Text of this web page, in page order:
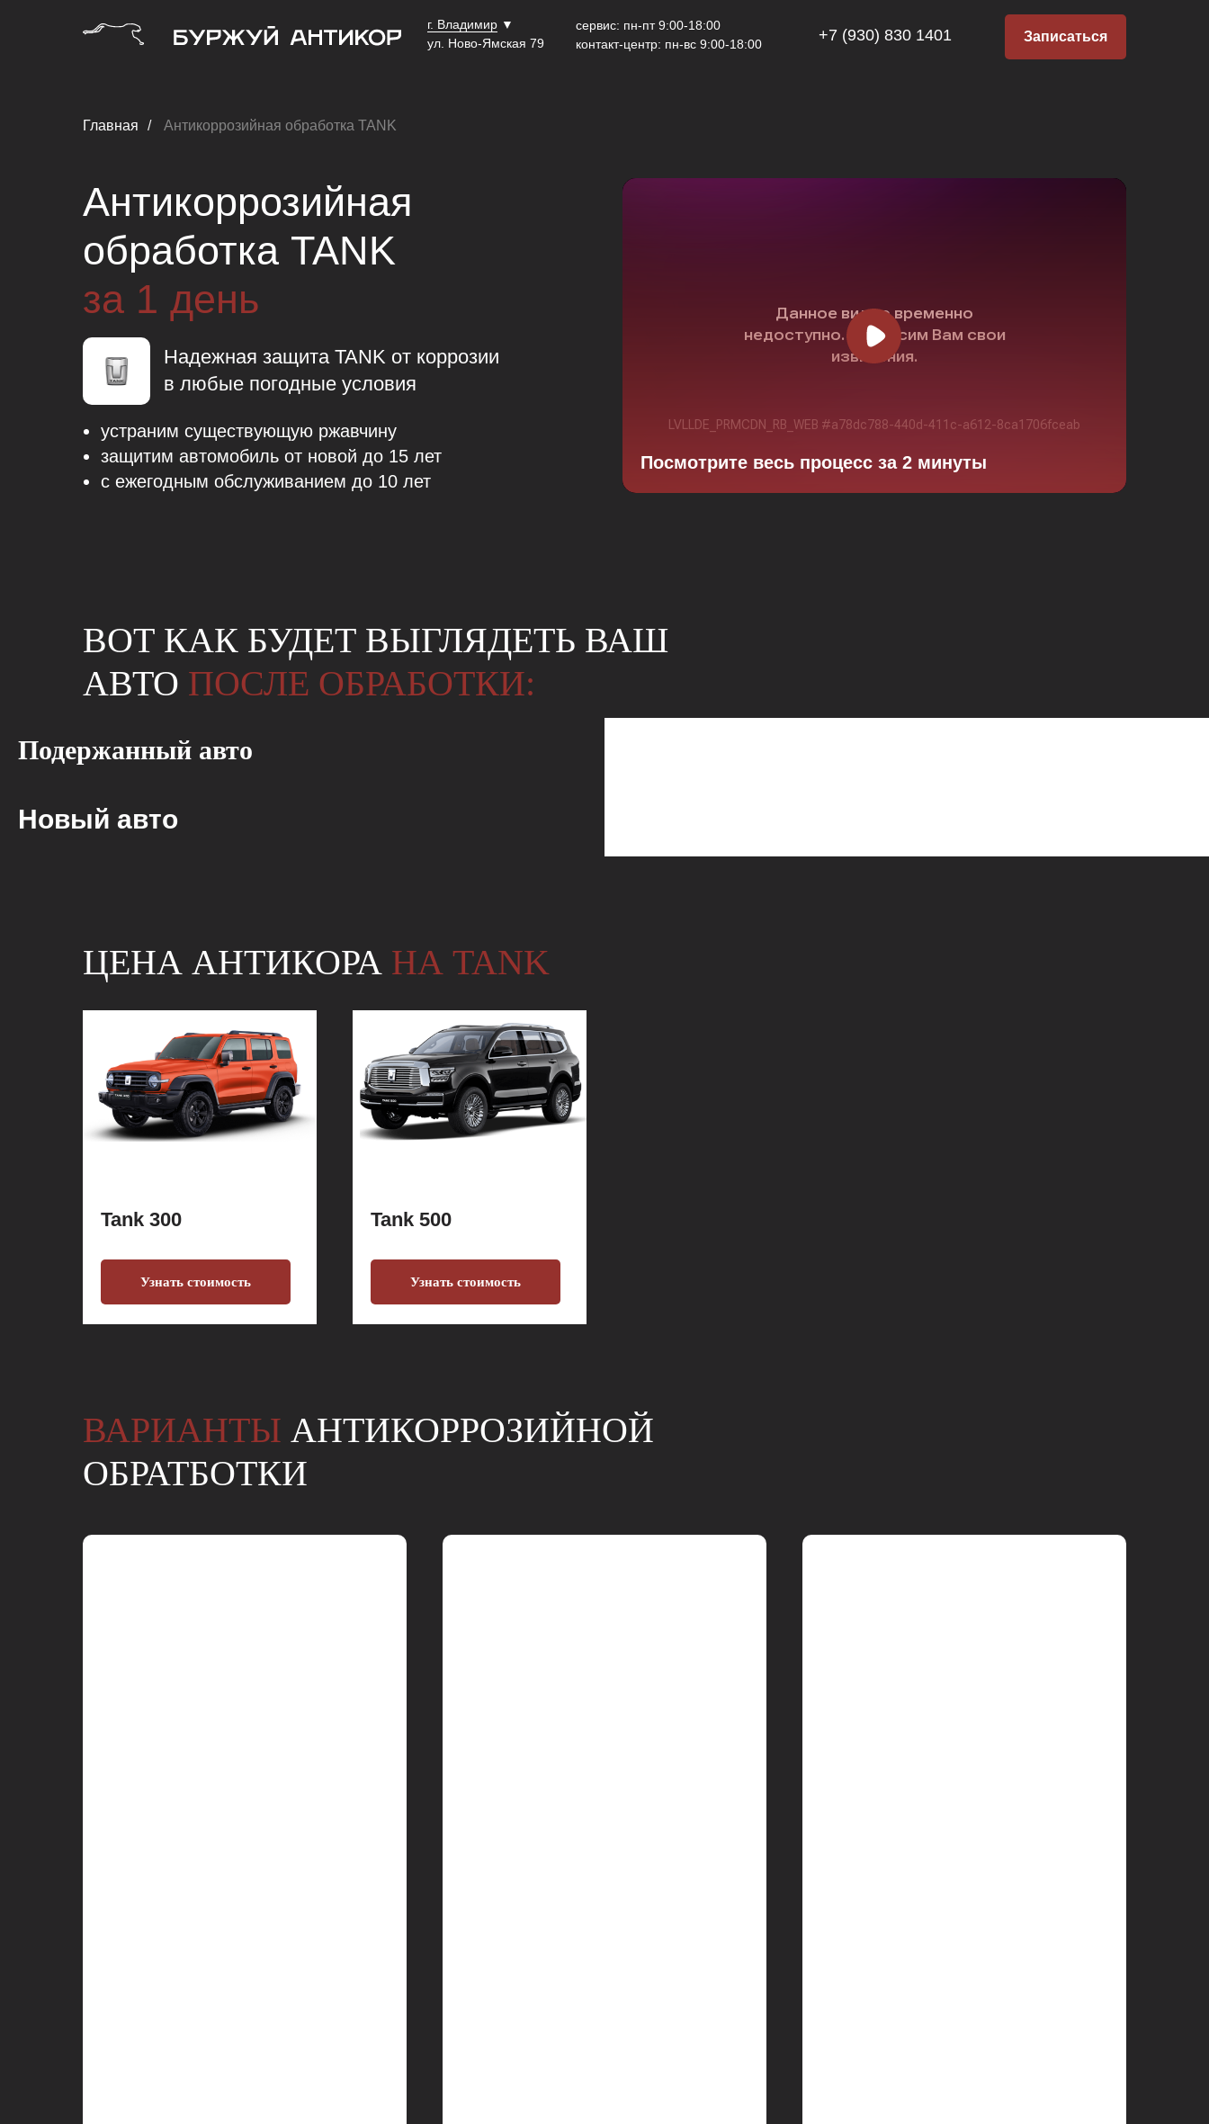
сервис: пн-пт 9:00-18:00
контакт-центр: пн-вс 9:00-18:00
+7 (930) 830 1401 Записаться
г. Владимир ▼
ул. Ново-Ямская 79
Главная / Антикоррозийная обработка TANK
Надежная защита TANK от коррозии
в любые погодные условия
устраним существующую ржавчину
защитим автомобиль от новой до 15 лет
с ежегодным обслуживанием до 10 лет
Антикоррозийная
обработка TANK
за 1 день
Посмотрите весь процесс за 2 минуты
ВОТ КАК БУДЕТ ВЫГЛЯДЕТЬ ВАШ
АВТО ПОСЛЕ ОБРАБОТКИ:
Подержанный авто
Новый авто
ЦЕНА АНТИКОРА НА TANK
Tank 300
Узнать стоимость
Tank 500
Узнать стоимость
ВАРИАНТЫ АНТИКОРРОЗИЙНОЙ
ОБРАТБОТКИ